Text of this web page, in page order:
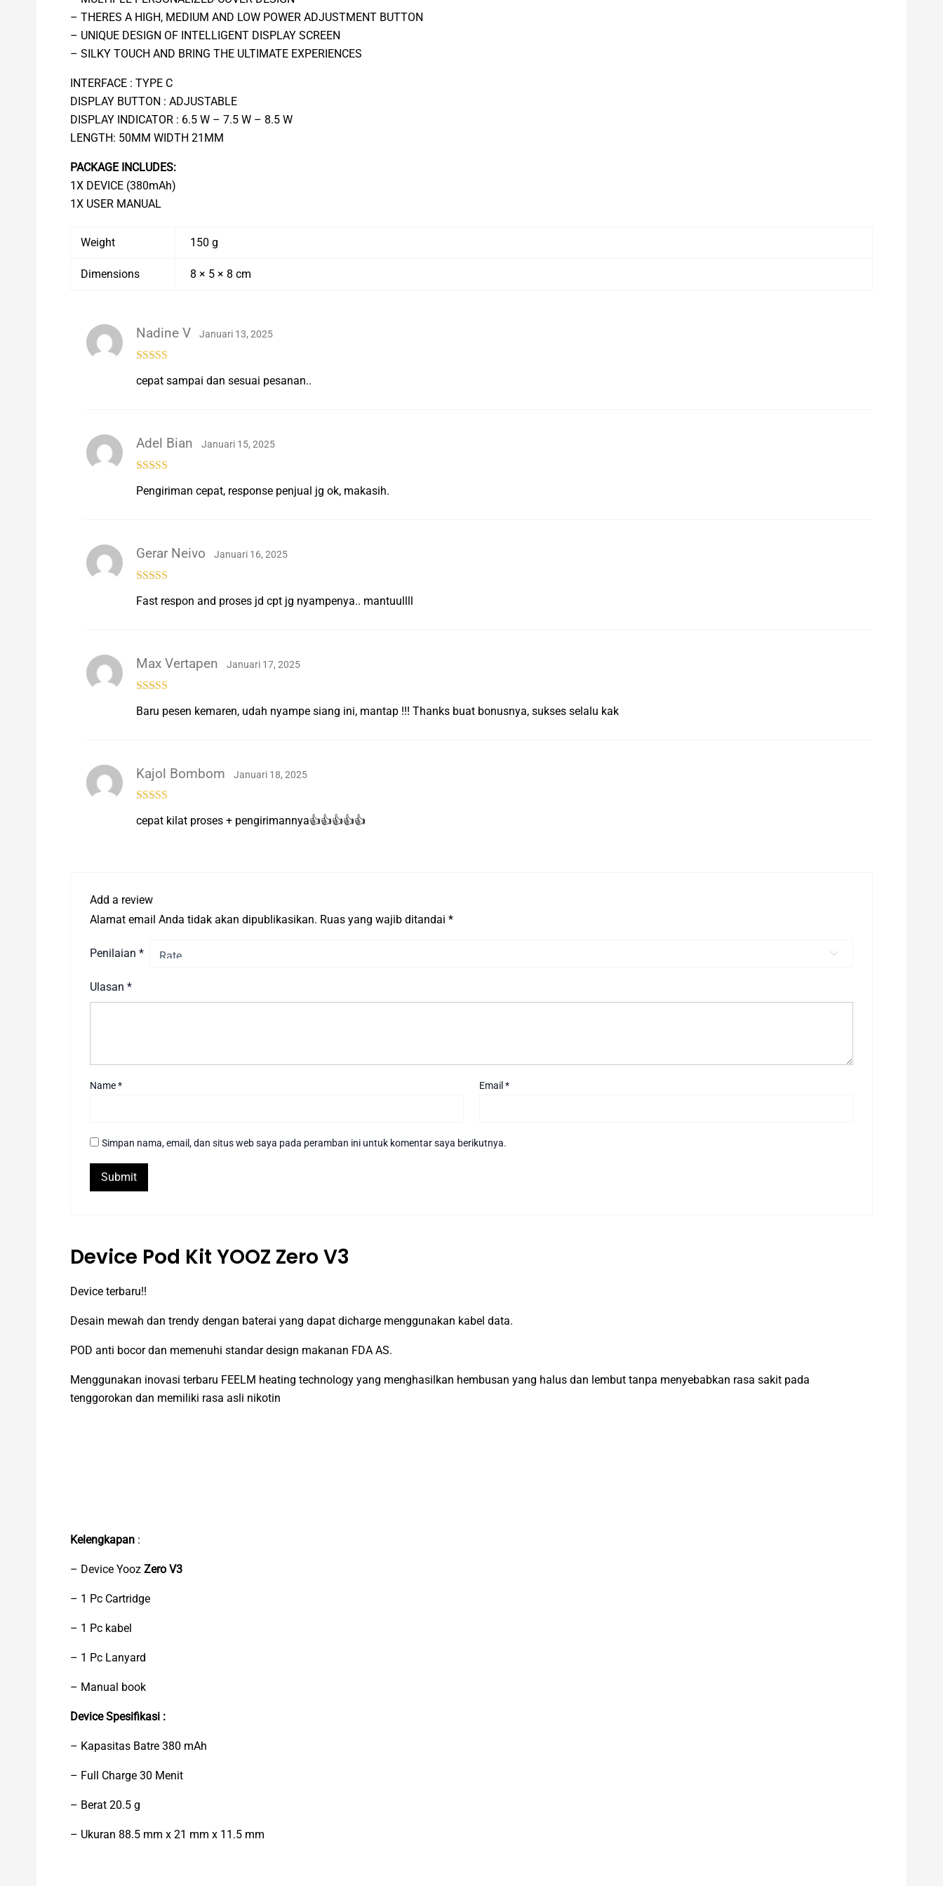
– THERES A HIGH, MEDIUM AND LOW POWER ADJUSTMENT BUTTON
– UNIQUE DESIGN OF INTELLIGENT DISPLAY SCREEN
– SILKY TOUCH AND BRING THE ULTIMATE EXPERIENCES
INTERFACE : TYPE C
DISPLAY BUTTON : ADJUSTABLE
DISPLAY INDICATOR : 6.5 W – 7.5 W – 8.5 W
LENGTH: 50MM WIDTH 21MM
PACKAGE INCLUDES:
1X DEVICE (380mAh)
1X USER MANUAL
Weight 150 g
Dimensions 8 × 5 × 8 cm
of 5
Nadine V Januari 13, 2025
cepat sampai dan sesuai pesanan..
of 5
Adel Bian Januari 15, 2025
Pengiriman cepat, response penjual jg ok, makasih.
of 5
Gerar Neivo Januari 16, 2025
Fast respon and proses jd cpt jg nyampenya.. mantuullll
of 5
Max Vertapen Januari 17, 2025
Baru pesen kemaren, udah nyampe siang ini, mantap !!! Thanks buat bonusnya, sukses selalu kak
of 5
Kajol Bombom Januari 18, 2025
cepat kilat proses + pengirimannya👍👍👍👍👍
Add a review
Alamat email Anda tidak akan dipublikasikan. Ruas yang wajib ditandai *
Penilaian *
Ulasan *
Name* Email *
Simpan nama, email, dan situs web saya pada peramban ini untuk komentar saya berikutnya.
Device Pod Kit YOOZ Zero V3
Device terbaru!!
Desain mewah dan trendy dengan baterai yang dapat dicharge menggunakan kabel data.
POD anti bocor dan memenuhi standar design makanan FDA AS.
Menggunakan inovasi terbaru FEELM heating technology yang menghasilkan hembusan yang halus dan lembut tanpa menyebabkan rasa sakit pada
tenggorokan dan memiliki rasa asli nikotin
Kelengkapan :
– Device Yooz Zero V3
– 1 Pc Cartridge
– 1 Pc kabel
– 1 Pc Lanyard
– Manual book
Device Spesifikasi :
– Kapasitas Batre 380 mAh
– Full Charge 30 Menit
– Berat 20.5 g
– Ukuran 88.5 mm x 21 mm x 11.5 mm